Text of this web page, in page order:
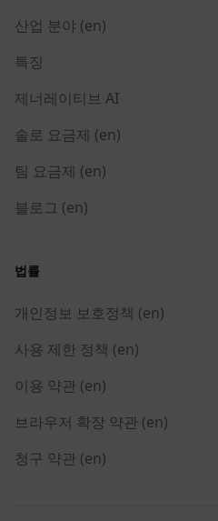
산업 분야 (en)
특징
제너레이티브 AI
솔로 요금제 (en)
팀 요금제 (en)
블로그 (en)
법률
개인정보 보호정책 (en)
사용 제한 정책 (en)
이용 약관 (en)
브라우저 확장 약관 (en)
청구 약관 (en)